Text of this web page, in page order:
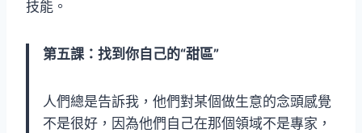
技能。
第五課：找到你自己的“甜區”
人們總是告訴我，他們對某個做生意的念頭感覺
不是很好，因為他們自己在那個領域不是專家，